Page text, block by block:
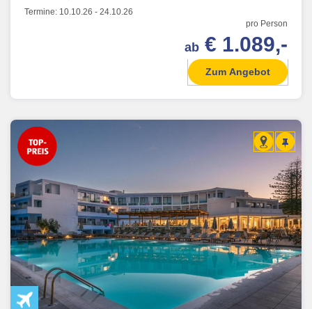
Termine: 10.10.26 - 24.10.26
pro Person
ab € 1.089,-
Zum Angebot